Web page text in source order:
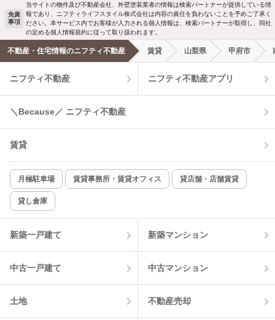
免責
事項
当サイトの物件及び不動産会社、外壁塗装業者の情報は検索パートナーが提供している情
報であり、ニフティライフスタイル株式会社は内容の責任を負わないことを予めご了承く
ださい。本サービス内でお客様が入力される個人情報は、検索パートナーが取得し、同社
の定める個人情報規約に従って取り扱われます。
不動産・住宅情報のニフティ不動産 賃貸 山梨県 甲府市
ニフティ不動産 ニフティ不動産アプリ
＼Because／ ニフティ不動産
賃貸
月極駐車場 賃貸事務所・賃貸オフィス 貸店舗・店舗賃貸
貸し倉庫
新築一戸建て 新築マンション
中古一戸建て 中古マンション
土地 不動産売却